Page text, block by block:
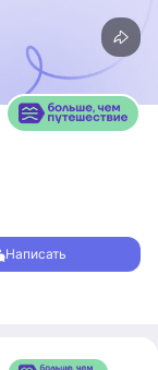
Написать